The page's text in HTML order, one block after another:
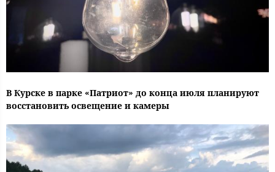
В Курске в парке «Патриот» до конца июля планируют
восстановить освещение и камеры